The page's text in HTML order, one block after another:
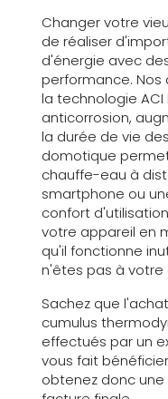
Changer votre
de réaliser
d'énergie avec
performance.
la technologie
anticorrosion,
la durée de vie
domotique
chauffe-eau à
smartphone ou
confort
votre appareil en
qu'il fonctionne
n'êtes pas à votre
Sachez que
cumulus
effectués par un
vous fait
obtenez donc une